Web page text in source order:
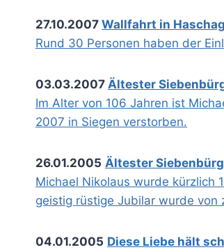
27.10.2007 Wallfahrt in
Rund 30 Personen haben der
03.03.2007 Ältester
Im Alter von 106 Jahren ist
2007 in Siegen verstorben.
26.01.2005 Ältester
Michael Nikolaus wurde kürzlich
geistig rüstige Jubilar wurde von
04.01.2005 Diese Liebe hält